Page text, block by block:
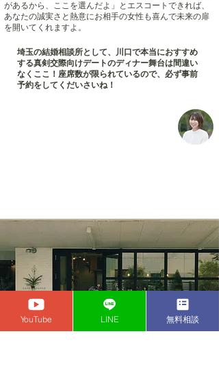
があるから、ここを選んだよ」とエスコートできれば、
あなたの誠実さと熱意にお相手の女性も喜んで未来の扉
を開いてくれますよ。
埼玉の結婚相談所として、川口で本当におすすめ
する真剣交際向けデートのディナー舞台は間違い
なくここ！座席数が限られているので、必ず事前
予約をしてくだいさいね！
YouTube LINE 無料相談